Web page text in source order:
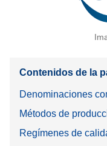
Contenidos de la
Denominaciones
Métodos de
Regímenes de